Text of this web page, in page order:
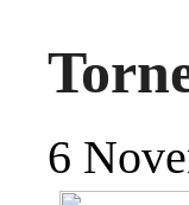
6